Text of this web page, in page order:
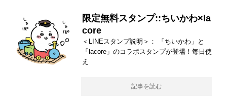
限定無料スタンプ::ちいかわ×la
core
＜LINEスタンプ説明＞： 「ちいかわ」と
「lacore」のコラボスタンプが登場！毎日使
え
記事を読む